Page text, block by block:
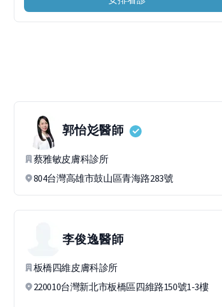
郭怡彣醫師
蔡雅敏皮膚科診所
804台灣高雄市鼓山區青海路283號
李俊逸醫師
板橋四維皮膚科診所
220010台灣新北市板橋區四維路150號1-3樓